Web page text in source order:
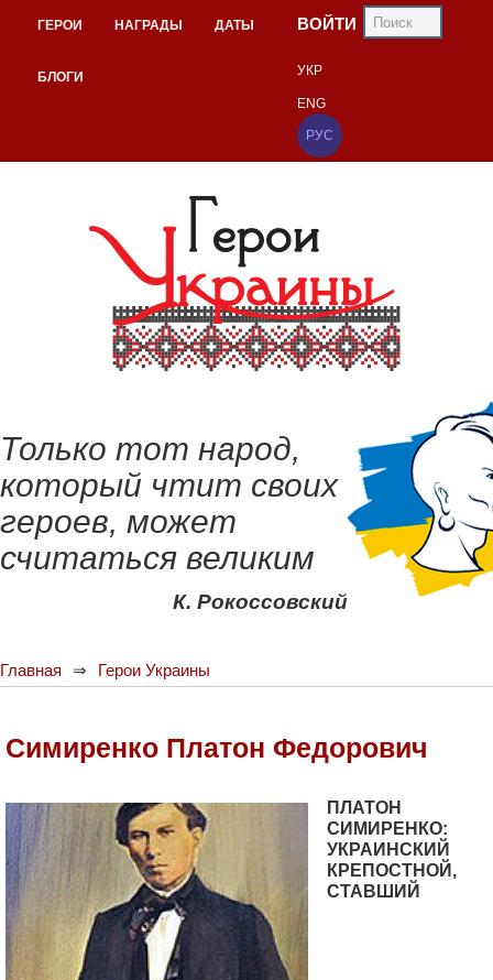
ГЕРОИ НАГРАДЫ ДАТЫ
БЛОГИ
ВОЙТИ
УКР
ENG
РУС
Только тот народ,
который чтит своих
героев, может
считаться великим
К. Рокоссовский
Главная Герои Украины
Симиренко Платон Федорович
ПЛАТОН
СИМИРЕНКО:
УКРАИНСКИЙ
КРЕПОСТНОЙ,
СТАВШИЙ